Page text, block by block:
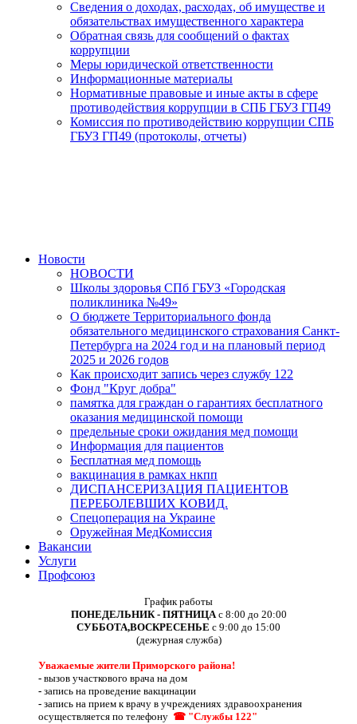
Сведения о доходах, расходах, об имуществе и
обязательствах имущественного характера
Обратная связь для сообщений о фактах
коррупции
Меры юридической ответственности
Информационные материалы
Нормативные правовые и иные акты в сфере
противодействия коррупции в СПБ ГБУЗ ГП49
Комиссия по противодействию коррупции СПБ
ГБУЗ ГП49 (протоколы, отчеты)
Новости
НОВОСТИ
Школы здоровья СПб ГБУЗ «Городская
поликлиника №49»
О бюджете Территориального фонда
обязательного медицинского страхования Санкт-
Петербурга на 2024 год и на плановый период
2025 и 2026 годов
Как происходит запись через службу 122
Фонд "Круг добра"
памятка для граждан о гарантиях бесплатного
оказания медицинской помощи
предельные сроки ожидания мед помощи
Информация для пациентов
Бесплатная мед помощь
вакцинация в рамках нкпп
ДИСПАНСЕРИЗАЦИЯ ПАЦИЕНТОВ
ПЕРЕБОЛЕВШИХ КОВИД.
Спецоперация на Украине
Оружейная МедКомиссия
Вакансии
Услуги
Профсоюз
График работы
ПОНЕДЕЛЬНИК - ПЯТНИЦА с 8:00 до 20:00
СУББОТА,ВОСКРЕСЕНЬЕ с 9:00 до 15:00
(дежурная служба)
Уважаемые жители Приморского района!
- вызов участкового врача на дом
- запись на проведение вакцинации
- запись на прием к врачу в учреждениях здравоохранения
осуществляется по телефону ☎ "Службы 122"